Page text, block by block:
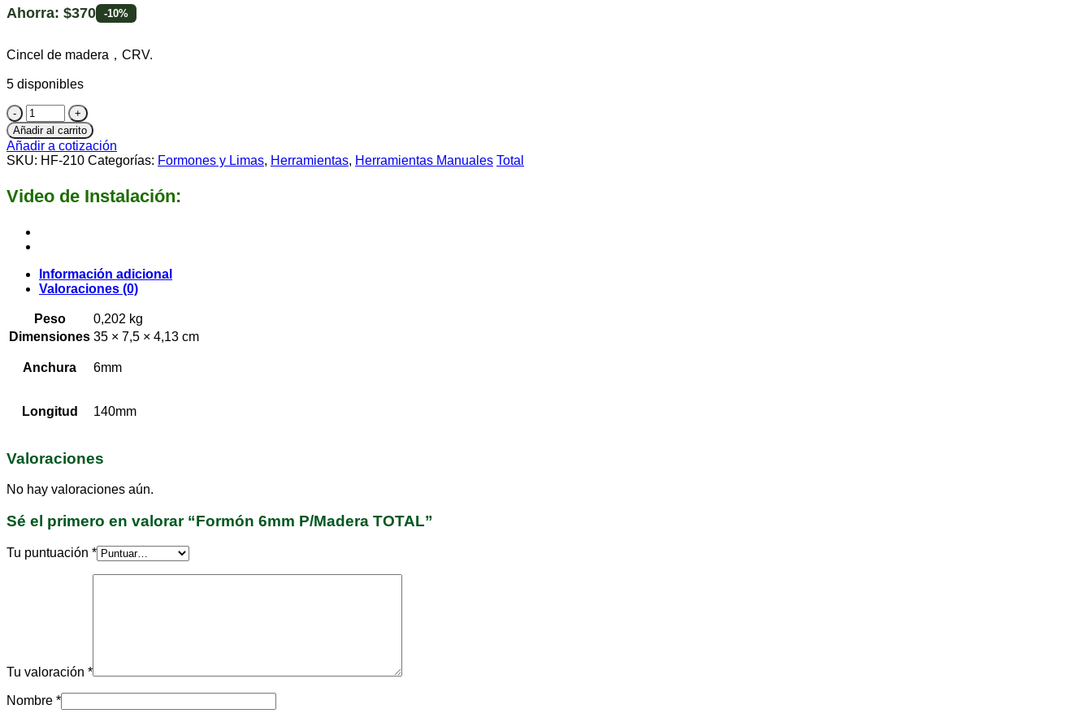
Ahorra: $370 -10%
Cincel de madera，CRV.
5 disponibles
Añadir al carrito
Añadir a cotización
SKU: HF-210 Categorías: Formones y Limas, Herramientas, Herramientas Manuales Total
Video de Instalación:
Información adicional
Valoraciones (0)
Peso
0,202 kg
Dimensiones 35 × 7,5 × 4,13 cm
Anchura 6mm
Longitud 140mm
Valoraciones
No hay valoraciones aún.
Sé el primero en valorar “Formón 6mm P/Madera TOTAL”
Tu puntuación *
Tu valoración *
Nombre *